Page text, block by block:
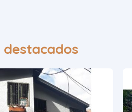
destacados